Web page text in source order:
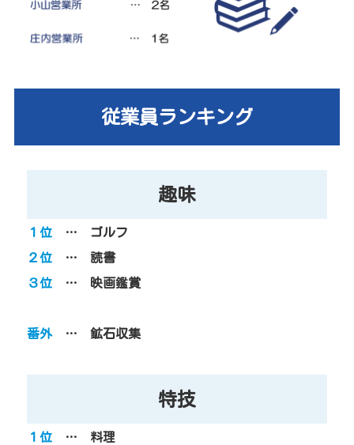
従業員ランキング
趣味
１位 … ゴルフ
２位 … 読書
３位 … 映画鑑賞
番外… 鉱石収集
特技
１位 … 料理